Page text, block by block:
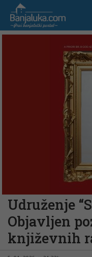
Udruženje
Objavljen
književnih